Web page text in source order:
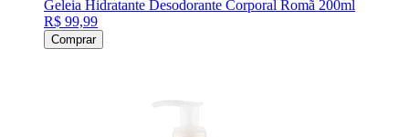
Geleia Hidratante Desodorante Corporal Romã 200ml
R$ 99,99
Comprar